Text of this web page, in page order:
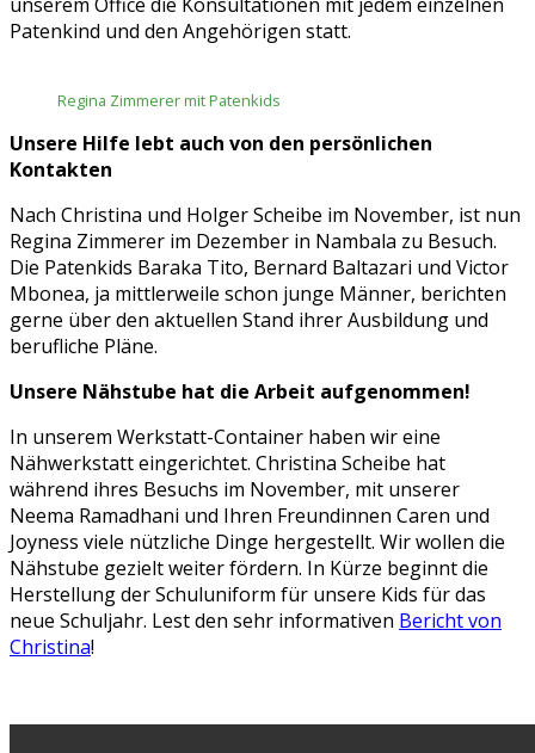
Patenkind und den Angehörigen statt.
Regina Zimmerer mit Patenkids
Unsere Hilfe lebt auch von den persönlichen
Kontakten
Nach Christina und Holger Scheibe im November, ist nun
Regina Zimmerer im Dezember in Nambala zu Besuch.
Die Patenkids Baraka Tito, Bernard Baltazari und Victor
Mbonea, ja mittlerweile schon junge Männer, berichten
gerne über den aktuellen Stand ihrer Ausbildung und
berufliche Pläne.
Unsere Nähstube hat die Arbeit aufgenommen!
In unserem Werkstatt-Container haben wir eine
Nähwerkstatt eingerichtet. Christina Scheibe hat
während ihres Besuchs im November, mit unserer
Neema Ramadhani und Ihren Freundinnen Caren und
Joyness viele nützliche Dinge hergestellt. Wir wollen die
Nähstube gezielt weiter fördern. In Kürze beginnt die
Herstellung der Schuluniform für unsere Kids für das
neue Schuljahr. Lest den sehr informativen Bericht von
Christina!